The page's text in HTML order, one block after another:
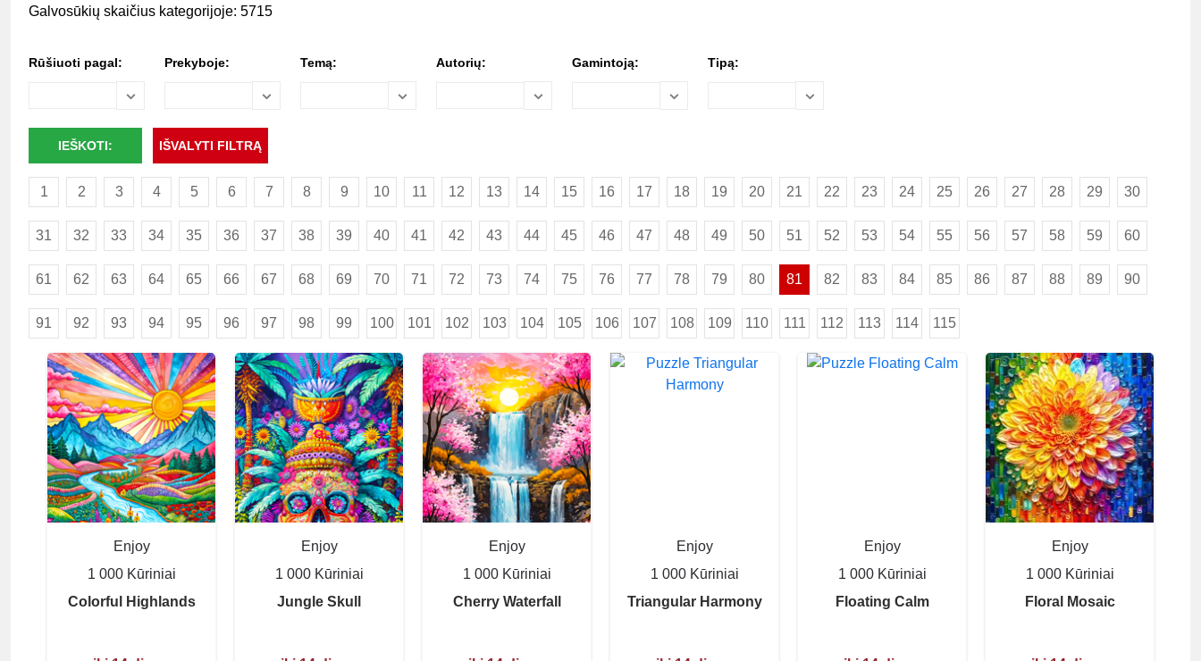
Galvosūkių skaičius kategorijoje: 5715
Rūšiuoti pagal: Prekyboje: Temą: Autorių: Gamintoją: Tipą:
1 2 3 4 5 6 7 8 9 10 11 12 13 14 15 16 17 18 19 20 21 22 23 24 25 26 27 28 29 30
31 32 33 34 35 36 37 38 39 40 41 42 43 44 45 46 47 48 49 50 51 52 53 54 55 56 57 58 59 60
61 62 63 64 65 66 67 68 69 70 71 72 73 74 75 76 77 78 79 80 81 82 83 84 85 86 87 88 89 90
91 92 93 94 95 96 97 98 99 100 101 102 103 104 105 106 107 108 109 110 111 112 113 114 115
Enjoy
1 000 Kūriniai
Colorful Highlands
Enjoy
1 000 Kūriniai
Jungle Skull
Enjoy
1 000 Kūriniai
Cherry Waterfall
Enjoy
1 000 Kūriniai
Triangular Harmony
Enjoy
1 000 Kūriniai
Floating Calm
Enjoy
1 000 Kūriniai
Floral Mosaic